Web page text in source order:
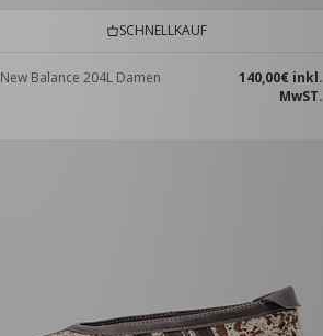
SCHNELLKAUF
New Balance 204L Damen 140,00€ inkl.
MwST.